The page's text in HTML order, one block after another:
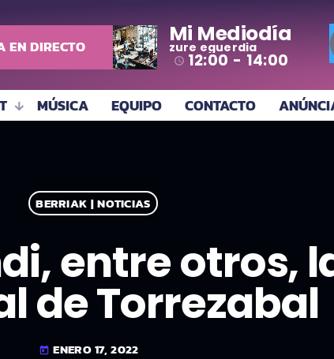
EN DIRECTO Mi Mediodía
zure eguerdia
access_time 12:00 - 14:00
MÚSICA EQUIPO CONTACTO
BERRIAK | NOTICIAS
entre otros,
de Torrezabal
today ENERO 17, 2022